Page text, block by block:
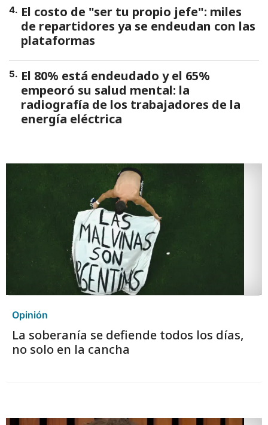
4. El costo de "ser tu propio jefe": miles
de repartidores ya se endeudan con las
plataformas
5. El 80% está endeudado y el 65%
empeoró su salud mental: la
radiografía de los trabajadores de la
energía eléctrica
Opinión
La soberanía se defiende todos los días,
no solo en la cancha